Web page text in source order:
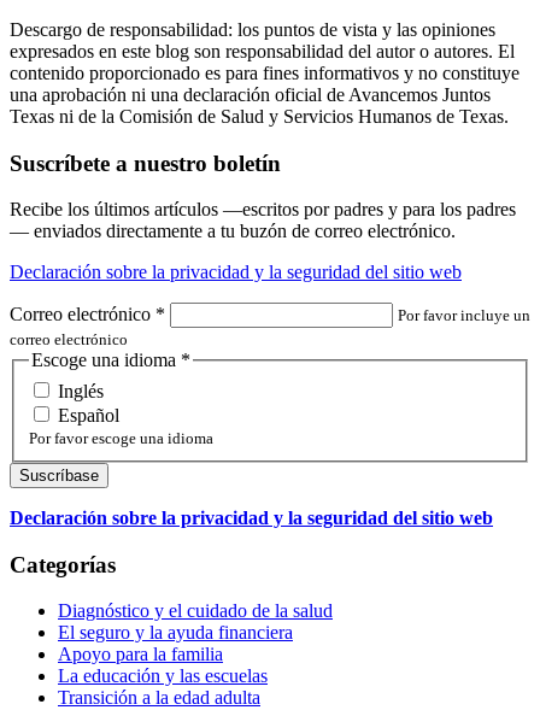
Descargo de responsabilidad: los puntos de vista y las opiniones
expresados en este blog son responsabilidad del autor o autores. El
contenido proporcionado es para fines informativos y no constituye
una aprobación ni una declaración oficial de Avancemos Juntos
Texas ni de la Comisión de Salud y Servicios Humanos de Texas.
Suscríbete a nuestro boletín
Recibe los últimos artículos —escritos por padres y para los padres
— enviados directamente a tu buzón de correo electrónico.
Declaración sobre la privacidad y la seguridad del sitio web
Correo electrónico *
Por favor incluye un
correo electrónico
Escoge una idioma *
Inglés
Español
Por favor escoge una idioma
Declaración sobre la privacidad y la seguridad del sitio web
Categorías
Diagnóstico y el cuidado de la salud
El seguro y la ayuda financiera
Apoyo para la familia
La educación y las escuelas
Transición a la edad adulta